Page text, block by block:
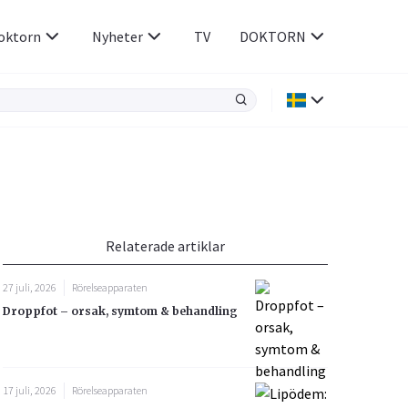
Rökavvänjning
Rörelseapparaten
Sex & Samliv
Sömn & Stress
Nyheter TV DOKTORN
Relaterade artiklar
27 juli, 2026
Rörelseapparaten
Droppfot – orsak, symtom & behandling
17 juli, 2026
Rörelseapparaten